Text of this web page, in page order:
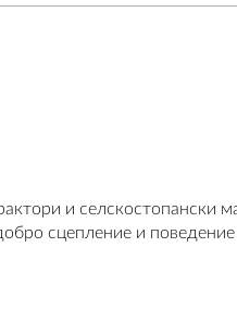
и селскостопански
сцепление и поведение